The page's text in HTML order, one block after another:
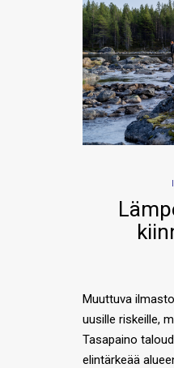
Muuttuva
uusille riskeille,
Tasapaino
elintärkeää